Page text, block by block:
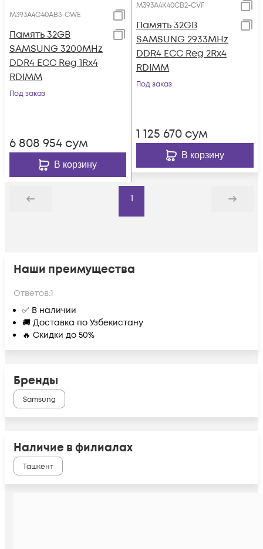
M393A4G40AB3-CWE
Память 32GB
SAMSUNG 3200MHz
DDR4 ECC Reg 1Rx4
RDIMM
Под заказ
6 808 954 сум
В корзину
M393A4K40CB2-CVF
Память 32GB
SAMSUNG 2933MHz
DDR4 ECC Reg 2Rx4
RDIMM
Под заказ
1 125 670 сум
В корзину
Назад
1
Дальше
Наши преимущества
Ответов:1
✅ В наличии
🚚 Доставка по Узбекистану
🔥 Скидки до 50%
Бренды
Samsung
Наличие в филиалах
Ташкент